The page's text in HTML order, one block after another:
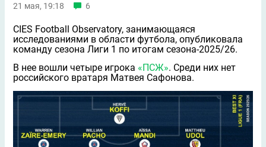
21 мая, 19:18 6
CIES Football Observatory, занимающаяся
исследованиями в области футбола, опубликовала
команду сезона Лиги 1 по итогам сезона-2025/26.
В нее вошли четыре игрока «ПСЖ». Среди них нет
российского вратаря Матвея Сафонова.